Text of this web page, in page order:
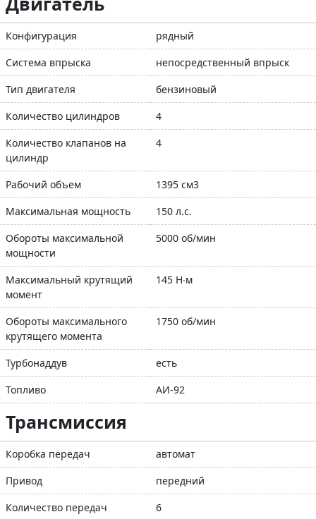
Конфигурация
рядный
Система впрыска
непосредственный впрыск
Тип двигателя
бензиновый
Количество цилиндров
4
Количество клапанов на
цилиндр
4
Рабочий объем
1395 см3
Максимальная мощность
150 л.с.
Обороты максимальной
мощности
5000 об/мин
Максимальный крутящий
момент
145 Н∙м
Обороты максимального
крутящего момента
1750 об/мин
Турбонаддув
есть
Топливо
АИ-92
Трансмиссия
Коробка передач
автомат
Привод
передний
Количество передач
6